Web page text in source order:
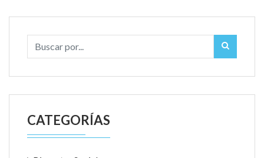
CATEGORÍAS